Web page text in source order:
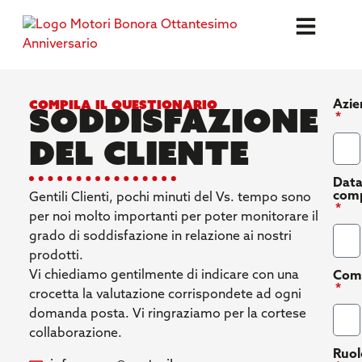
compila il questionario
Soddisfazione
del cliente
Gentili Clienti, pochi minuti del Vs. tempo sono
per noi molto importanti per poter monitorare il
grado di soddisfazione in relazione ai nostri
prodotti.
Vi chiediamo gentilmente di indicare con una
crocetta la valutazione corrispondete ad ogni
domanda posta. Vi ringraziamo per la cortese
collaborazione.